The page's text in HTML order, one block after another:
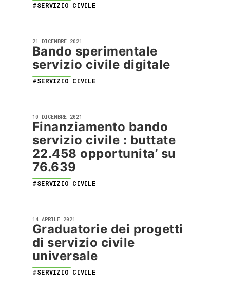
#SERVIZIO CIVILE
21 DICEMBRE 2021
Bando sperimentale
servizio civile digitale
#SERVIZIO CIVILE
10 DICEMBRE 2021
Finanziamento bando
servizio civile : buttate
22.458 opportunita’ su
76.639
#SERVIZIO CIVILE
14 APRILE 2021
Graduatorie dei progetti
di servizio civile
universale
#SERVIZIO CIVILE